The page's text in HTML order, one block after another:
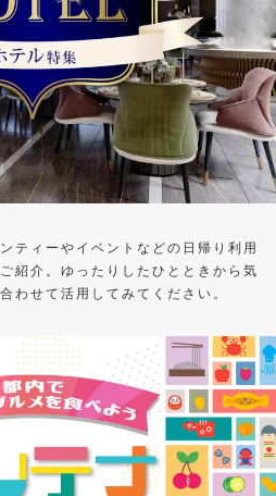
ティーやイベントなどの日帰り利用
紹介。ゆったりしたひとときから気
わせて活用してみてください。